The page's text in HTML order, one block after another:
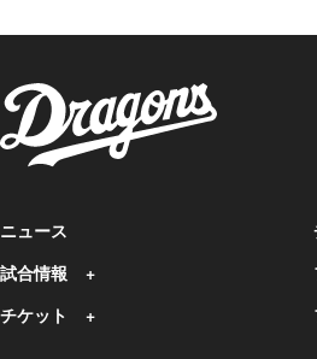
ニュース
試合情報
チケット